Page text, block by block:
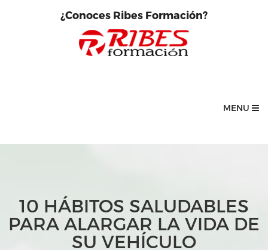
¿Conoces Ribes Formación?
MENU
10 HÁBITOS SALUDABLES
PARA ALARGAR LA VIDA DE
SU VEHÍCULO